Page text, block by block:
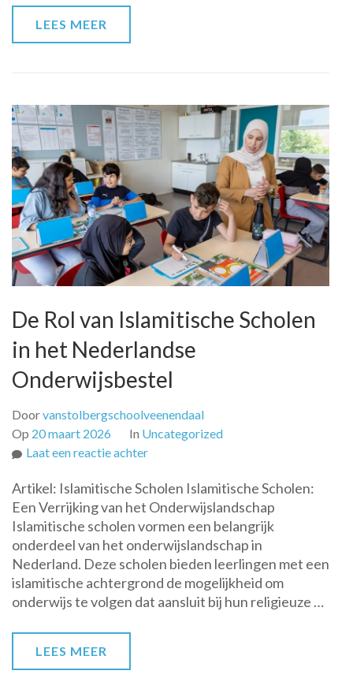
LEES MEER
De Rol van Islamitische Scholen
in het Nederlandse
Onderwijsbestel
Doorvanstolbergschoolveenendaal
Op 20 maart 2026 In Uncategorized
Laat een reactie achterop
Rol
van
Islamitische
Scholen
in
het
Nederlandse
Artikel: Islamitische Scholen Islamitische Scholen:
Een Verrijking van het Onderwijslandschap
Islamitische scholen vormen een belangrijk
onderdeel van het onderwijslandschap in
Nederland. Deze scholen bieden leerlingen met een
islamitische achtergrond de mogelijkheid om
onderwijs te volgen dat aansluit bij hun religieuze …
LEES MEER